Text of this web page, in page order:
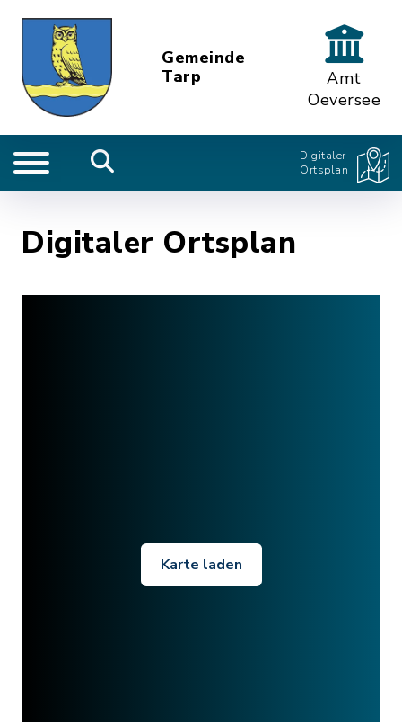
Gemeinde
Tarp
Amt
Oeversee
Digitaler
Ortsplan
Digitaler Ortsplan
Karte laden